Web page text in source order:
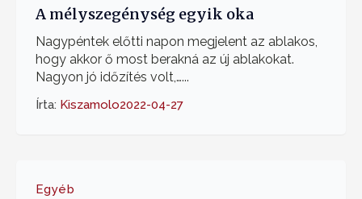
A mélyszegénység egyik oka
Nagypéntek előtti napon megjelent az ablakos,
hogy akkor ő most berakná az új ablakokat.
Nagyon jó időzítés volt,…...
Írta: Kiszamolo2022-04-27
Egyéb